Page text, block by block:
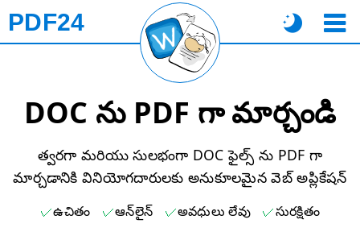
PDF24
DOC ను PDF గా మార్చండి
త్వరగా మరియు సులభంగా DOC ఫైల్స్ ను PDF గా
మార్చడానికి వినియోగదారులకు అనుకూలమైన వెబ్ అప్లికేషన్
ఉచితం ఆన్‌లైన్ అవధులు లేవు సురక్షితం